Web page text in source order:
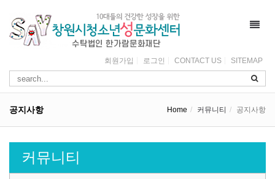
회원가입 로그인 CONTACT US SITEMAP
공지사항 Home 커뮤니티 공지사항
커뮤니티